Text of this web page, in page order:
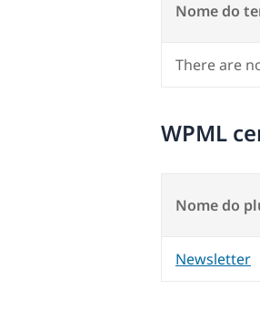
Nome do
There are
WPML
Nome do
Newsletter